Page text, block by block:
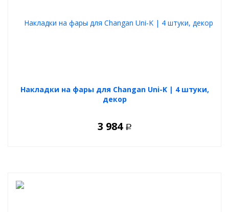
Накладки на фары для Changan Uni-K | 4 штуки,
декор
3 984 Р